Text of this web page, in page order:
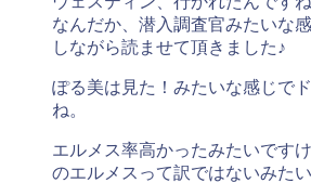
なんだか、潜入調査官みたいな
しながら読ませて頂きました♪
ぽる美は見た！みたいな感じで
ね。
エルメス率高かったみたいです
のエルメスって訳ではないみたい